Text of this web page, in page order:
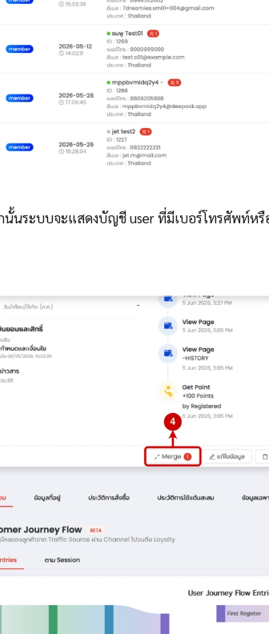
นระบบจะแสดงบัญชี user ที่มีเบอร์โทรศัพท์หรื